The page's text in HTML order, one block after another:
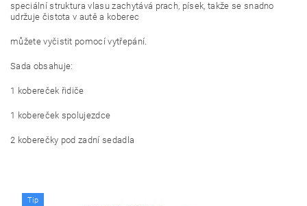
speciální struktura vlasu zachytává prach, písek, takže se snadno
udržuje čistota v autě a koberec
můžete vyčistit pomocí vytřepání.
Sada obsahuje:
1 kobereček řidiče
1 kobereček spolujezdce
2 koberečky pod zadní sedadla
Tip